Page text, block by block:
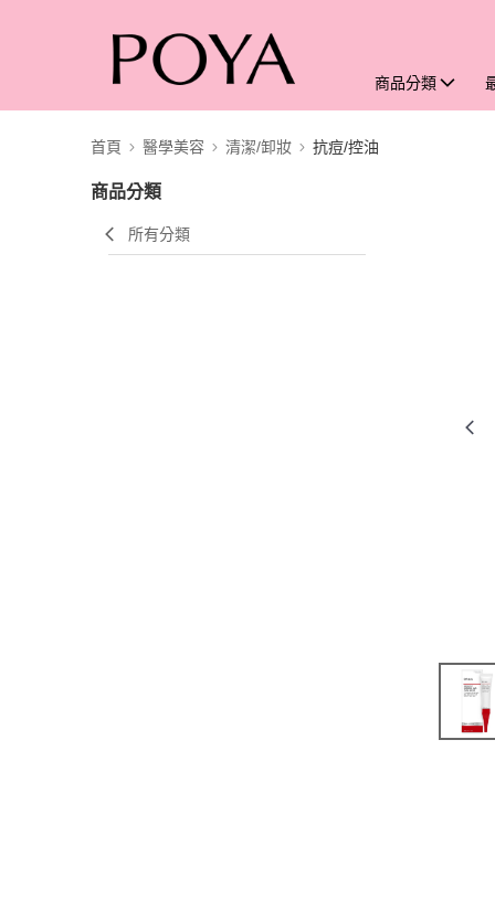
商品分類
首頁 醫學美容 清潔/卸妝 抗痘/控油
商品分類
所有分類